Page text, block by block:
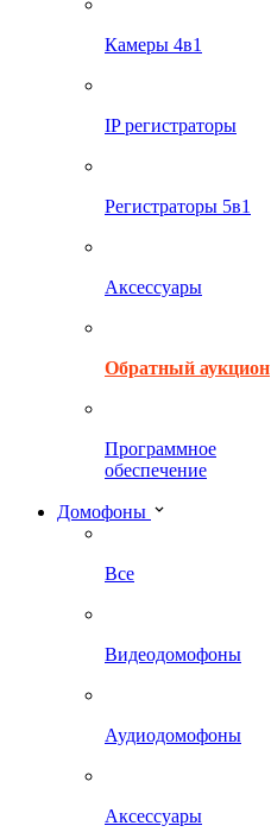
Камеры 4в1
IP регистраторы
Регистраторы 5в1
Аксессуары
Обратный аукцион
Программное
обеспечение
Домофоны
Все
Видеодомофоны
Аудиодомофоны
Аксессуары